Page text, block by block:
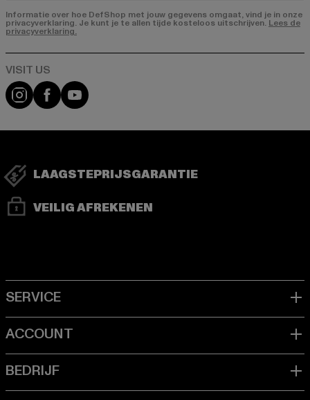
Informatie over hoe DefShop met jouw gegevens omgaat, vind je in onze
privacyverklaring. Je kunt je te allen tijde kosteloos uitschrijven. Lees de
privacyverklaring.
Visit our Instagram page:
Visit our Facebook page:
Visit our YouTube channel:
LAAGSTEPRIJSGARANTIE
VEILIG AFREKENEN